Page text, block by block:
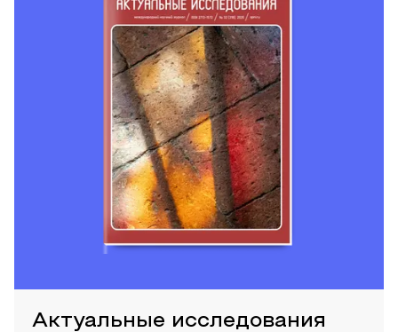
Актуальные исследования